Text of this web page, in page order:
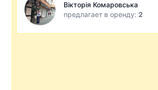
Вікторія Комаровська
предлагает в оренду:2